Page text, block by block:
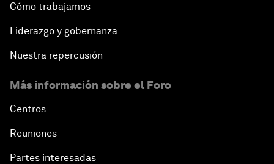
Cómo trabajamos
Liderazgo y gobernanza
Nuestra repercusión
Más información sobre el Foro
Centros
Reuniones
Partes interesadas